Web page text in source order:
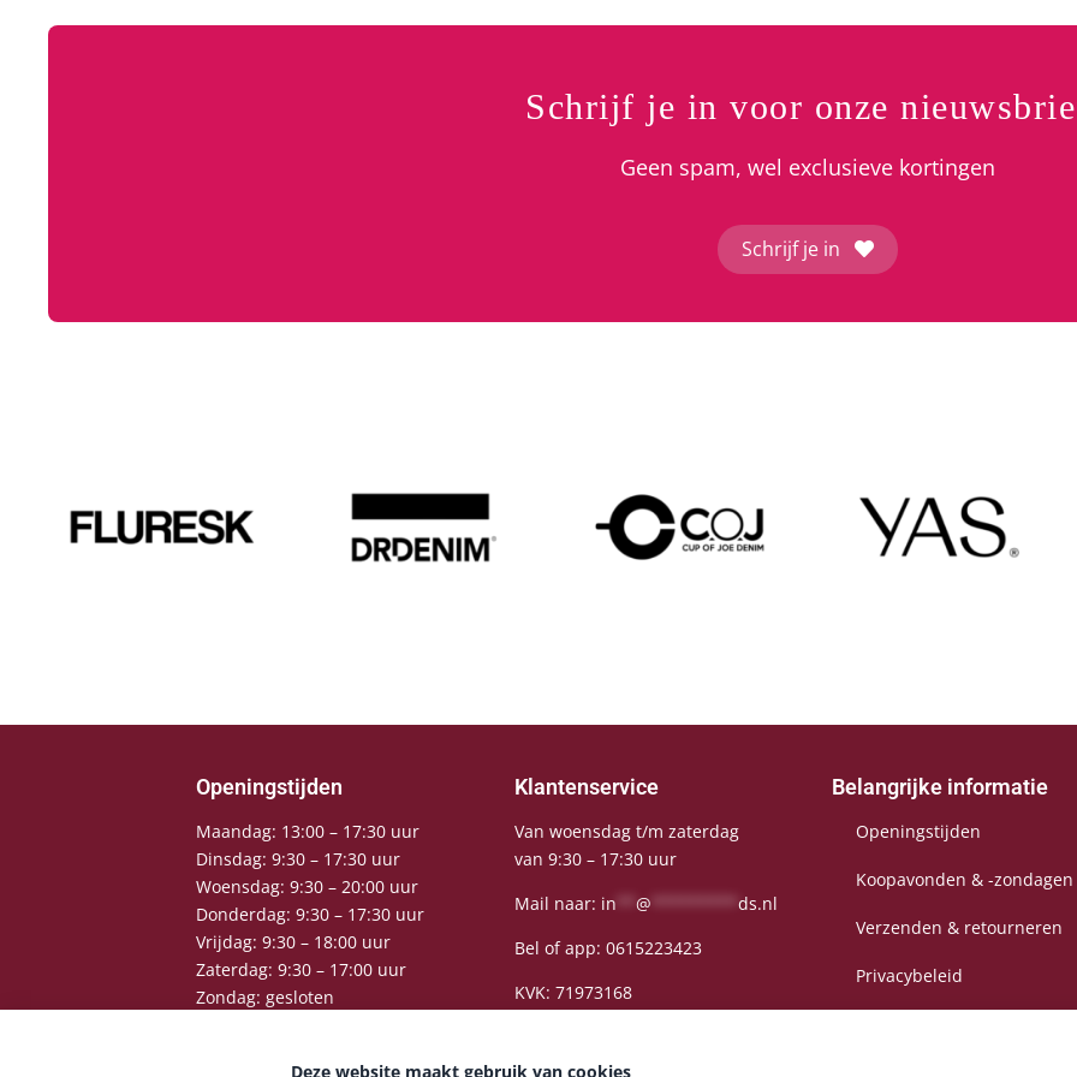
Schrijf je in voor onze
Geen spam, wel exclusieve kortingen
Schrijf je in
Openingstijden
Maandag: 13:00 – 17:30 uur
Dinsdag: 9:30 – 17:30 uur
Woensdag: 9:30 – 20:00 uur
Donderdag: 9:30 – 17:30 uur
Vrijdag: 9:30 – 18:00 uur
Zaterdag: 9:30 – 17:00 uur
Zondag: gesloten
Klantenservice
Van woensdag t/m zaterdag
van 9:30 – 17:30 uur
Mail naar: in @
ds.nl
Bel of app: 0615223423
KVK: 71973168
Belangrijke informatie
Openingstijden
Koopavonden & -zondagen
Verzenden & retourneren
Privacybeleid
Deze website maakt gebruik van cookies